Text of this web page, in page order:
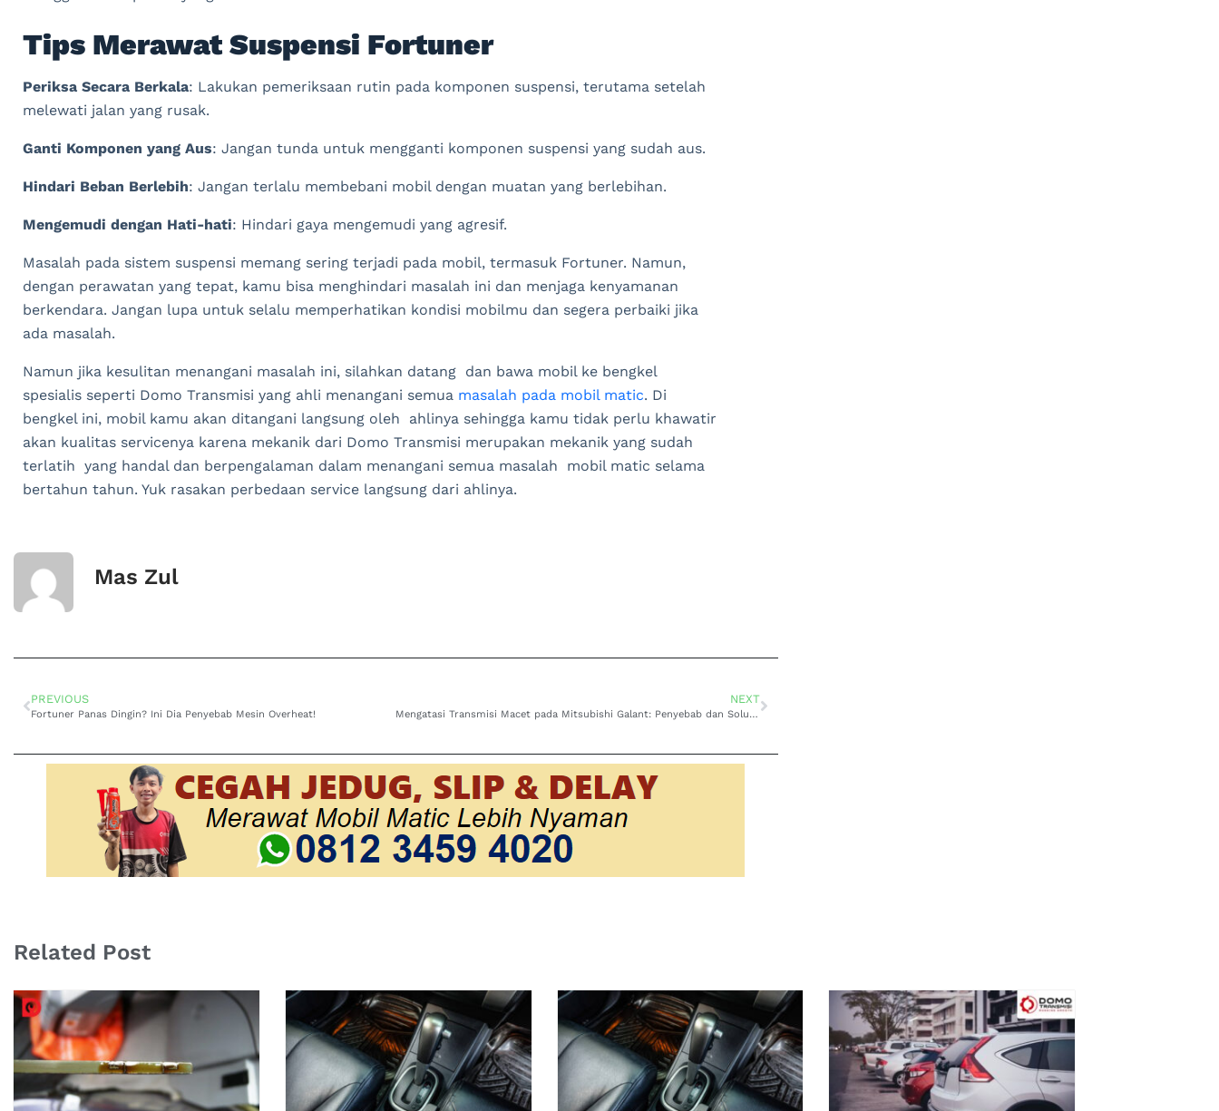
Tips Merawat Suspensi Fortuner
Periksa Secara Berkala: Lakukan pemeriksaan rutin pada komponen suspensi, terutama setelah
melewati jalan yang rusak.
Ganti Komponen yang Aus: Jangan tunda untuk mengganti komponen suspensi yang sudah aus.
Hindari Beban Berlebih: Jangan terlalu membebani mobil dengan muatan yang berlebihan.
Mengemudi dengan Hati-hati: Hindari gaya mengemudi yang agresif.
Masalah pada sistem suspensi memang sering terjadi pada mobil, termasuk Fortuner. Namun,
dengan perawatan yang tepat, kamu bisa menghindari masalah ini dan menjaga kenyamanan
berkendara. Jangan lupa untuk selalu memperhatikan kondisi mobilmu dan segera perbaiki jika
ada masalah.
Namun jika kesulitan menangani masalah ini, silahkan datang dan bawa mobil ke bengkel
spesialis seperti Domo Transmisi yang ahli menangani semua masalah pada mobil matic. Di
bengkel ini, mobil kamu akan ditangani langsung oleh ahlinya sehingga kamu tidak perlu khawatir
akan kualitas servicenya karena mekanik dari Domo Transmisi merupakan mekanik yang sudah
terlatih yang handal dan berpengalaman dalam menangani semua masalah mobil matic selama
bertahun tahun. Yuk rasakan perbedaan service langsung dari ahlinya.
Mas Zul
PREVIOUS
Fortuner Panas Dingin? Ini Dia Penyebab Mesin Overheat!
NEXT
Mengatasi Transmisi Macet pada Mitsubishi Galant: Penyebab dan Solusinya
Related Post